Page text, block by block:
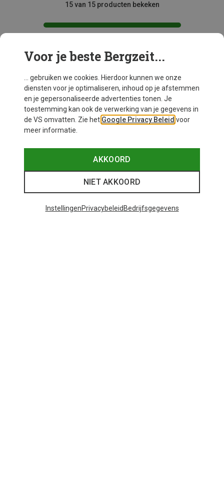
15 van 15 producten bekeken
Mogelijk interessant voor je
Voor je beste Bergzeit...
... gebruiken we cookies. Hierdoor kunnen we onze
diensten voor je optimaliseren, inhoud op je afstemmen
en je gepersonaliseerde advertenties tonen. Je
toestemming kan ook de verwerking van je gegevens in
de VS omvatten. Zie het Google Privacy Beleid voor
meer informatie.
AKKOORD
NIET AKKOORD
InstellingenPrivacybeleid Bedrijfsgegevens